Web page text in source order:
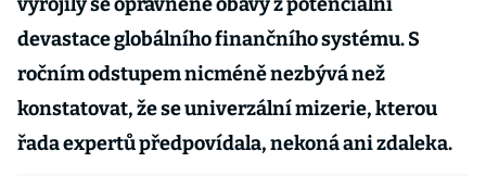
devastace globálního finančního systému. S
ročním odstupem nicméně nezbývá než
konstatovat, že se univerzální mizerie, kterou
řada expertů předpovídala, nekoná ani zdaleka.